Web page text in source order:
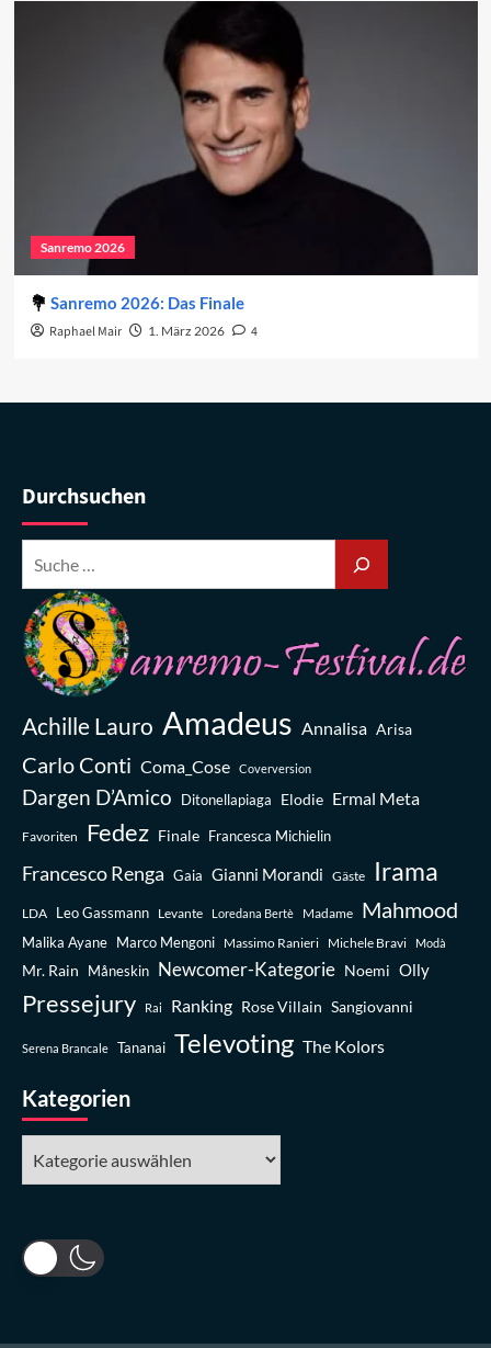
Sanremo 2026
Sanremo 2026: Das Finale
Raphael Mair 1. März 2026 4
Durchsuchen
Achille Lauro Amadeus Annalisa Arisa
Carlo Conti Coma_Cose Coverversion
Dargen D’Amico Ditonellapiaga Elodie Ermal Meta
Favoriten Fedez Finale Francesca Michielin
Francesco Renga Gaia Gianni Morandi Gäste Irama
LDA Leo Gassmann Levante Loredana Bertè Madame Mahmood
Malika Ayane Marco Mengoni Massimo Ranieri Michele Bravi Modà
Mr. Rain Måneskin Newcomer-Kategorie Noemi Olly
Pressejury Rai Ranking Rose Villain Sangiovanni
Serena Brancale Tananai Televoting The Kolors
Kategorien